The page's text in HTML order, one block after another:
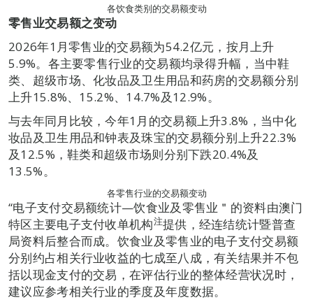
各饮食类别的交易额变动
零售业交易额之变动
2026年1月零售业的交易额为54.2亿元，按月上升
5.9%。各主要零售行业的交易额均录得升幅，当中鞋
类、超级市场、化妆品及卫生用品和药房的交易额分别
上升15.8%、15.2%、14.7%及12.9%。
与去年同月比较，今年1月的交易额上升3.8%，当中化
妆品及卫生用品和钟表及珠宝的交易额分别上升22.3%
及12.5%，鞋类和超级市场则分别下跌20.4%及
13.5%。
各零售行业的交易额变动
“电子支付交易额统计—饮食业及零售业＂的资料由澳门
特区主要电子支付收单机构注提供，经连结统计暨普查
局资料后整合而成。饮食业及零售业的电子支付交易额
分别约占相关行业收益的七成至八成，有关结果并不包
括以现金支付的交易，在评估行业的整体经营状况时，
建议应参考相关行业的季度及年度数据。